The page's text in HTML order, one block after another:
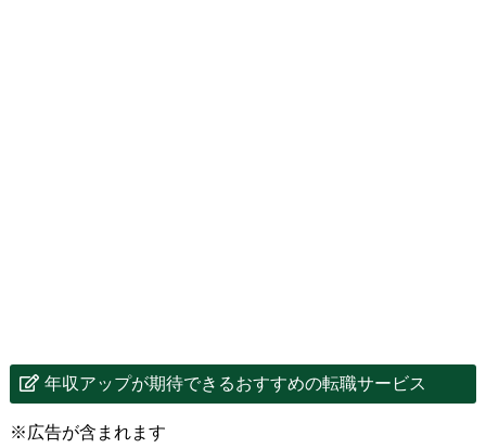
年収アップが期待できるおすすめの転職サービス
※広告が含まれます